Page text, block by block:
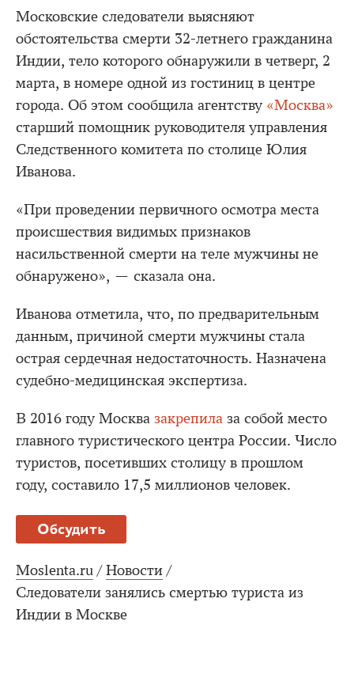
Московские следователи выясняют
обстоятельства смерти 32-летнего гражданина
Индии, тело которого обнаружили в четверг, 2
марта, в номере одной из гостиниц в центре
города. Об этом сообщила агентству «Москва»
старший помощник руководителя управления
Следственного комитета по столице Юлия
Иванова.
«При проведении первичного осмотра места
происшествия видимых признаков
насильственной смерти на теле мужчины не
обнаружено», — сказала она.
Иванова отметила, что, по предварительным
данным, причиной смерти мужчины стала
острая сердечная недостаточность. Назначена
судебно-медицинская экспертиза.
В 2016 году Москва закрепила за собой место
главного туристического центра России. Число
туристов, посетивших столицу в прошлом
году, составило 17,5 миллионов человек.
Обсудить
Moslenta.ru / Новости /
Следователи занялись смертью туриста из
Индии в Москве